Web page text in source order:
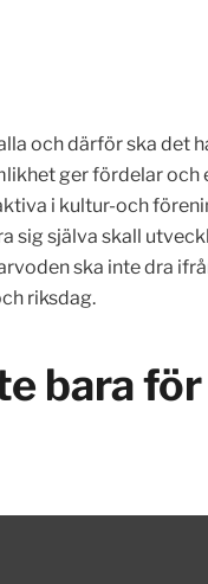
och därför ska det
ger fördelar
i kultur-och
sig själva skall
ska inte dra
riksdag.
bara